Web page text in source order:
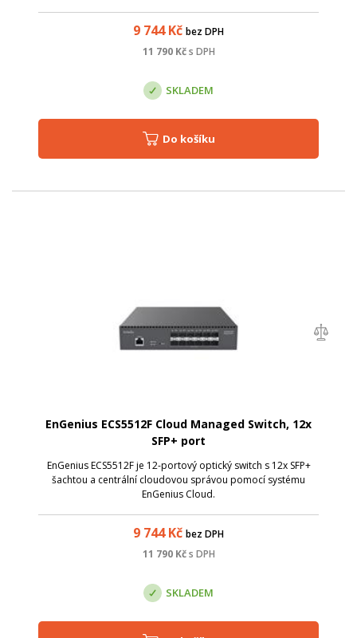
9 744Kč bez DPH
11 790Kč s DPH
SKLADEM
Do košíku
EnGenius ECS5512F Cloud Managed Switch, 12x
SFP+ port
EnGenius ECS5512F je 12-portový optický switch s 12x SFP+
šachtou a centrální cloudovou správou pomocí systému
EnGenius Cloud.
9 744Kč bez DPH
11 790Kč s DPH
SKLADEM